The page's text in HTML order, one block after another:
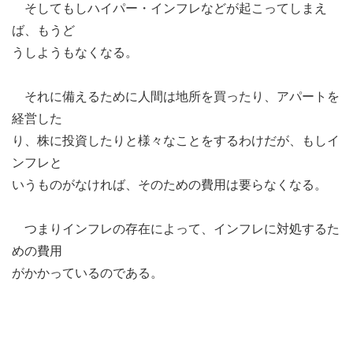
そしてもしハイパー・インフレなどが起こってしまえ
ば、もうど
うしようもなくなる。
それに備えるために人間は地所を買ったり、アパートを
経営した
り、株に投資したりと様々なことをするわけだが、もしイ
ンフレと
いうものがなければ、そのための費用は要らなくなる。
つまりインフレの存在によって、インフレに対処するた
めの費用
がかかっているのである。